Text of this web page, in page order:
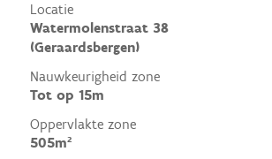
Locatie
Watermolenstraat 38
(Geraardsbergen)
Nauwkeurigheid zone
Tot op 15m
Oppervlakte zone
505m²